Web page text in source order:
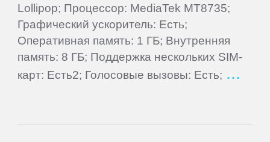
Lollipop; Процессор: MediaTek MT8735;
Графический ускоритель: Есть;
Оперативная память: 1 ГБ; Внутренняя
память: 8 ГБ; Поддержка нескольких SIM-
карт: Есть2; Голосовые вызовы: Есть;
Sunlink
Supra
TELEFUNKEN